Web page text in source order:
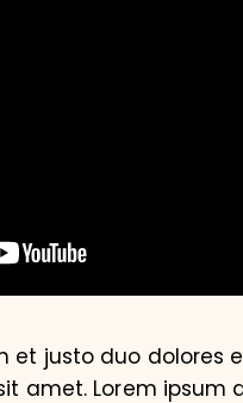
et justo duo dolores
amet. Lorem